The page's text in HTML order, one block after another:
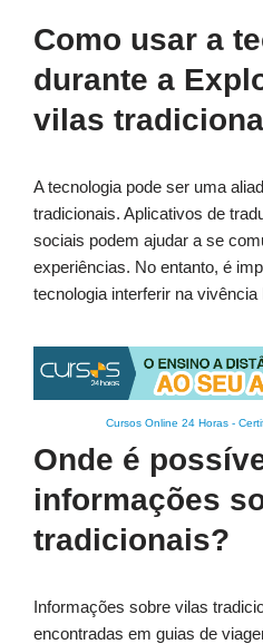
Como usar a
durante a
vilas
A tecnologia pode ser uma
tradicionais. Aplicativos de
sociais podem ajudar a se
experiências. No entanto, é
tecnologia interferir na vivência
Cursos Online 24 Horas -
Onde é
informações
tradicionais?
Informações sobre vilas
encontradas em guias de